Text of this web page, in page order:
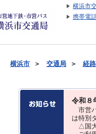
横浜市
携帯電
横浜市 ＞ 交通局 ＞ 経
令和８
市営
は特別
△国大